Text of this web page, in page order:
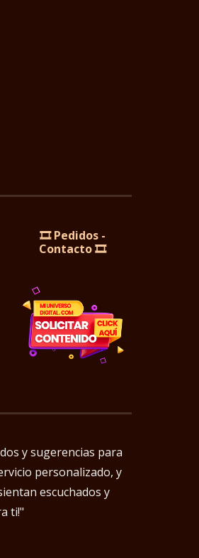
🎞️ Pedidos -
Contacto 🎞️
y sugerencias para
personalizado, y
escuchados y
ti!"